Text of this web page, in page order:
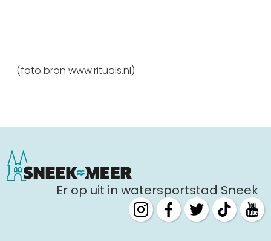
(foto bron www.rituals.nl)
Er op uit in watersportstad Sneek